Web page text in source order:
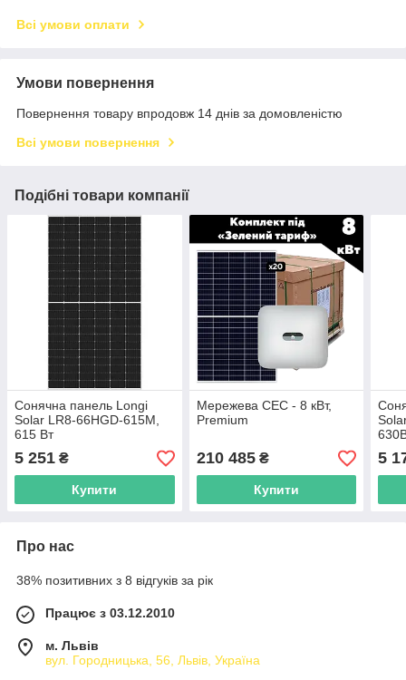
Всі умови оплати
Умови повернення
Повернення товару впродовж 14 днів за домовленістю
Всі умови повернення
Подібні товари компанії
Сонячна панель Longi
Solar LR8-66HGD-615M,
615 Вт
5 251 ₴
Купити
Мережева СЕС - 8 кВт,
Premium
210 485₴
Купити
5
Про нас
38% позитивних з 8 відгуків за рік
Працює з 03.12.2010
м. Львів
вул. Городницька, 56, Львів, Україна